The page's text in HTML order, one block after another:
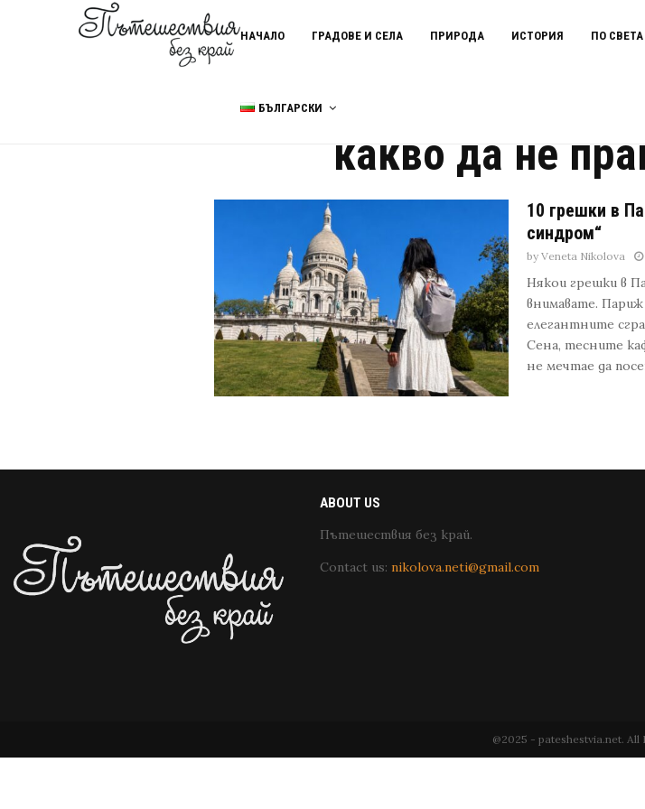
НАЧАЛО ГРАДОВЕ И СЕЛА ПРИРОДА ИСТОРИЯ ПО СВЕТА
БЪЛГАРСКИ
Home какво да не правим в париж
какво да не
10 грешки в
синдром“
byVeneta Nikolova
Някои грешки в
внимавате.
елегантните
Сена, тесните
не мечтае да
ABOUT US
Пътешествия без край.
Contact us: nikolova.neti@gmail.com
@2025 - pateshestvia.net. All